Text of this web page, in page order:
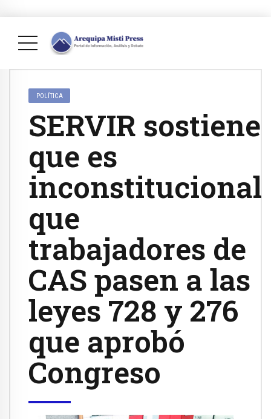
POLÍTICA
SERVIR sostiene
que es
inconstitucional
que
trabajadores de
CAS pasen a las
leyes 728 y 276
que aprobó
Congreso